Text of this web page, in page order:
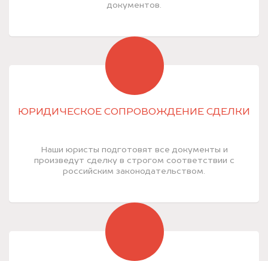
документов.
ЮРИДИЧЕСКОЕ СОПРОВОЖДЕНИЕ СДЕЛКИ
Наши юристы подготовят все документы и
произведут сделку в строгом соответствии с
российским законодательством.